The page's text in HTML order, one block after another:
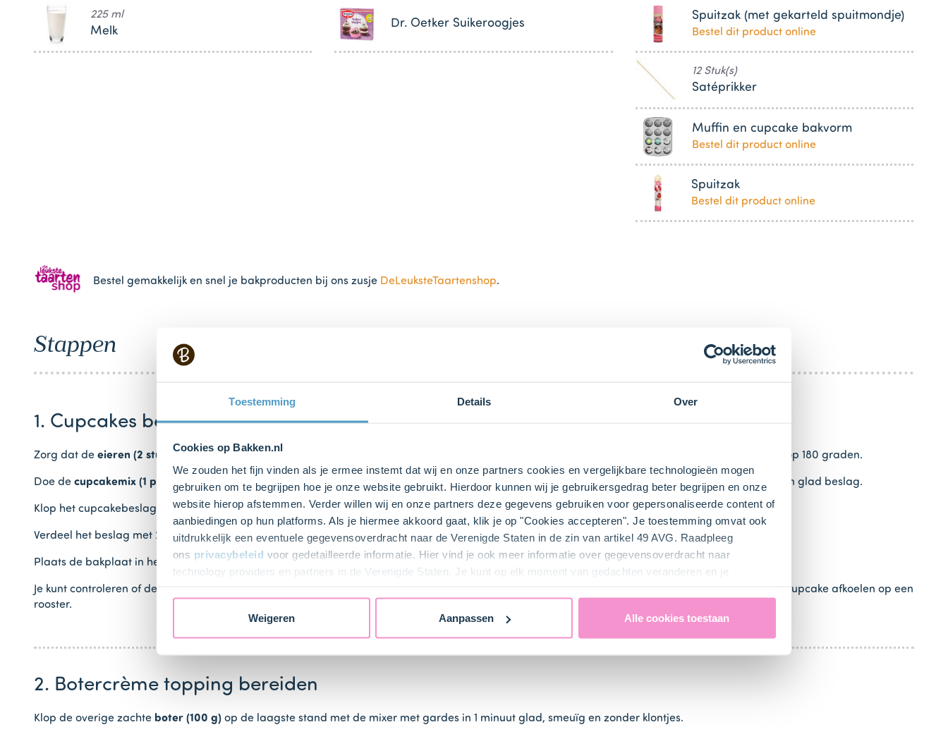
Toestemming Details Over
Cookies op Bakken.nl
We zouden het fijn vinden als je ermee instemt dat wij en onze partners cookies en vergelijkbare technologieën mogen
gebruiken om te begrijpen hoe je onze website gebruikt. Hierdoor kunnen wij je gebruikersgedrag beter begrijpen en onze
website hierop afstemmen. Verder willen wij en onze partners deze gegevens gebruiken voor gepersonaliseerde content of
aanbiedingen op hun platforms. Als je hiermee akkoord gaat, klik je op "Cookies accepteren". Je toestemming omvat ook
uitdrukkelijk een eventuele gegevensoverdracht naar de Verenigde Staten in de zin van artikel 49 AVG. Raadpleeg
ons privacybeleid voor gedetailleerde informatie. Hier vind je ook meer informatie over gegevensoverdracht naar
technology providers en partners in de Verenigde Staten. Je kunt op elk moment van gedachten veranderen en je
Weigeren Aanpassen Alle cookies toestaan
225 ml
Melk
Dr. Oetker Suikeroogjes
Spuitzak (met gekarteld spuitmondje)
Bestel dit product online
12 Stuk(s)
Satéprikker
Muffin en cupcake bakvorm
Bestel dit product online
Spuitzak
Bestel dit product online
Bestel gemakkelijk en snel je bakproducten bij ons zusje DeLeuksteTaartenshop.
Stappen
1. Cupcakes bakken
Zorg dat de eieren (2 stuks) op kamertemperatuur zijn en de zacht is. Zet de cupcakevormpjes in de bakvorm. Verwarm de oven voor op 180 graden.
Doe de cupcakemix (1 pak) in een mengkom en voeg de eieren, melk (100 ml) en boter toe. Roer het geheel met de mixer op de laagste stand tot een glad beslag.
Klop het cupcakebeslag met de mixer gedurende 1 minuut op de hoogste stand tot een glad beslag.
Verdeel het beslag met 2 eetlepels of ijsbolletjestang over de cakevormpjes.
Plaats de bakplaat in het midden van de voorverwarmde oven en bak de cupcakes in ca. 22 minuten gaar.
Je kunt controleren of de cupcakes gaar zijn door er licht met de vinger op te drukken. Veert de cupcake iets terug, dan is de cupcake gaar. Laat de cupcake afkoelen op een
rooster.
2. Botercrème topping bereiden
Klop de overige zachte boter (100 g) op de laagste stand met de mixer met gardes in 1 minuut glad, smeuïg en zonder klontjes.